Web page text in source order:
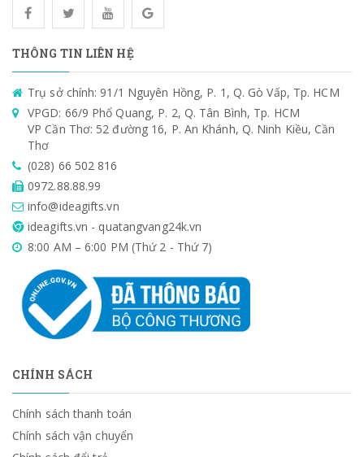
THÔNG TIN LIÊN HỆ
Trụ sở chính: 91/1 Nguyên Hồng, P. 1, Q. Gò Vấp, Tp. HCM
VPGD: 66/9 Phổ Quang, P. 2, Q. Tân Bình, Tp. HCM
VP Cần Thơ: 52 đường 16, P. An Khánh, Q. Ninh Kiều, Cần
Thơ
(028) 66 502 816
0972.88.88.99
info@ideagifts.vn
ideagifts.vn - quatangvang24k.vn
8:00 AM – 6:00 PM (Thứ 2 - Thứ 7)
CHÍNH SÁCH
Chính sách thanh toán
Chính sách vận chuyển